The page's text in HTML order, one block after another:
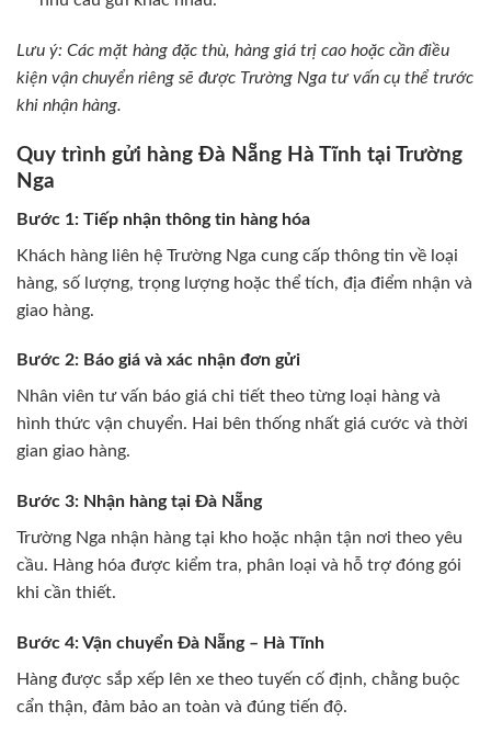
Lưu ý: Các mặt hàng đặc thù, hàng giá trị cao hoặc cần điều
kiện vận chuyển riêng sẽ được Trường Nga tư vấn cụ thể trước
khi nhận hàng.
Quy trình gửi hàng Đà Nẵng Hà Tĩnh tại Trường
Nga
Bước 1: Tiếp nhận thông tin hàng hóa
Khách hàng liên hệ Trường Nga cung cấp thông tin về loại
hàng, số lượng, trọng lượng hoặc thể tích, địa điểm nhận và
giao hàng.
Bước 2: Báo giá và xác nhận đơn gửi
Nhân viên tư vấn báo giá chi tiết theo từng loại hàng và
hình thức vận chuyển. Hai bên thống nhất giá cước và thời
gian giao hàng.
Bước 3: Nhận hàng tại Đà Nẵng
Trường Nga nhận hàng tại kho hoặc nhận tận nơi theo yêu
cầu. Hàng hóa được kiểm tra, phân loại và hỗ trợ đóng gói
khi cần thiết.
Bước 4: Vận chuyển Đà Nẵng – Hà Tĩnh
Hàng được sắp xếp lên xe theo tuyến cố định, chằng buộc
cẩn thận, đảm bảo an toàn và đúng tiến độ.